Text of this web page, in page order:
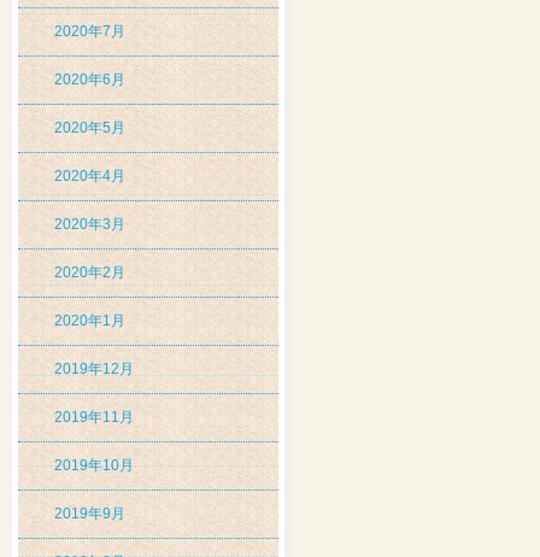
2020年7月
2020年6月
2020年5月
2020年4月
2020年3月
2020年2月
2020年1月
2019年12月
2019年11月
2019年10月
2019年9月